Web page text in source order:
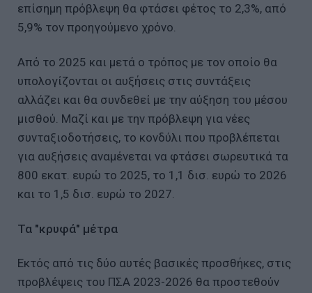
επίσημη πρόβλεψη θα φτάσει φέτος το 2,3%, από
5,9% τον προηγούμενο χρόνο.
Από το 2025 και μετά ο τρόπος με τον οποίο θα
υπολογίζονται οι αυξήσεις στις συντάξεις
αλλάζει και θα συνδεθεί με την αύξηση του μέσου
μισθού. Μαζί και με την πρόβλεψη για νέες
συνταξιοδοτήσεις, το κονδύλι που προβλέπεται
για αυξήσεις αναμένεται να φτάσει σωρευτικά τα
800 εκατ. ευρώ το 2025, το 1,1 δισ. ευρώ το 2026
και το 1,5 δισ. ευρώ το 2027.
Τα "κρυφά" μέτρα
Εκτός από τις δύο αυτές βασικές προσθήκες, στις
προβλέψεις του ΠΣΑ 2023-2026 θα προστεθούν